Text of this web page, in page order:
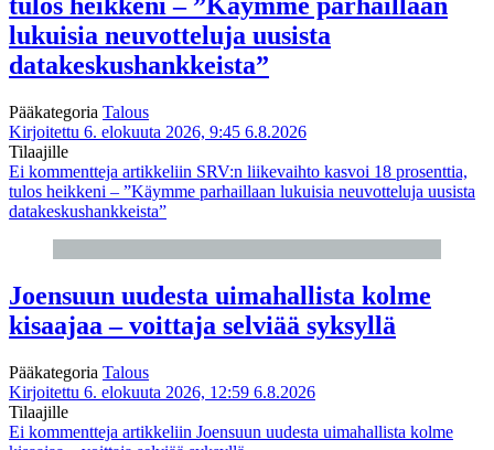
lukuisia neuvotteluja uusista
datakeskushankkeista”
Pääkategoria Talous
Kirjoitettu 6. elokuuta 2026, 9:45 6.8.2026
Tilaajille
Ei kommentteja artikkeliin SRV:n liikevaihto kasvoi 18 prosenttia,
tulos heikkeni – ”Käymme parhaillaan lukuisia neuvotteluja uusista
datakeskushankkeista”
Joensuun uudesta uimahallista kolme
kisaajaa – voittaja selviää syksyllä
Pääkategoria Talous
Kirjoitettu 6. elokuuta 2026, 12:59 6.8.2026
Tilaajille
Ei kommentteja artikkeliin Joensuun uudesta uimahallista kolme